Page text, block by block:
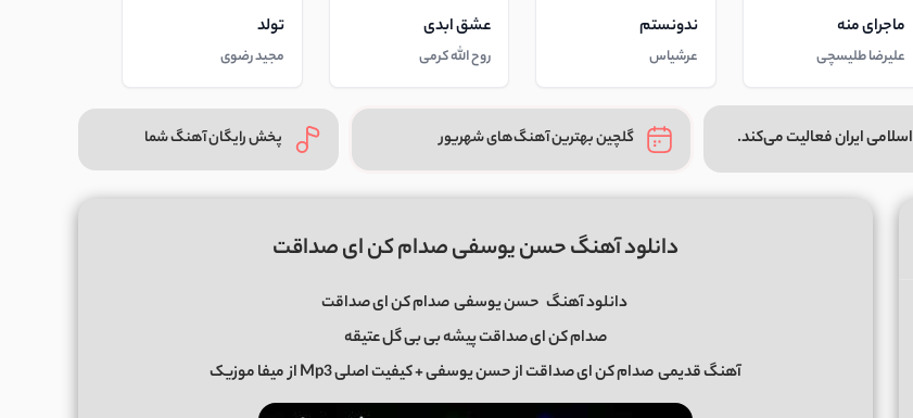
ماجرای منه
علیرضا طلیسچی
ندونستم
عرشیاس
عشق ابدی
روح الله کرمی
تولد
مجید رضوی
ایران فعالیت می‌کند. گلچین بهترین آهنگ‌های شهریور پخش رایگان آهنگ شما
دانلود آهنگ حسن یوسفی صدام کن ای صداقت
دانلود آهنگ حسن یوسفیصدام کن ای صداقت
صدام کن ای صداقت پیشه بی بی گل عتیقه
آهنگ قدیمیصدام کن ای صداقتازحسن یوسفی+ کیفیت اصلی Mp3 از میفا موزیک